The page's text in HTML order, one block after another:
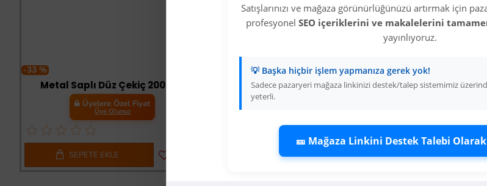
Satışlarınızı ve mağaza görünürlüğünüzü artırmak için
profesyonel SEO içeriklerini ve makalelerini
yayınlıyoruz.
💡 Başka hiçbir işlem yapmanıza gerek yok!
Sadece pazaryeri mağaza linkinizi destek/talep sistemimiz
yeterli.
🎫 Mağaza Linkini Destek Talebi
-33 %
Metal Saplı Düz Çekiç 2000 gr
Üyelere Özel Fiyat
Üye Olunuz
SEPETE EKLE
Metal Saplı Kamyoncu Çekici 2000 gr
SEPETE EKLE